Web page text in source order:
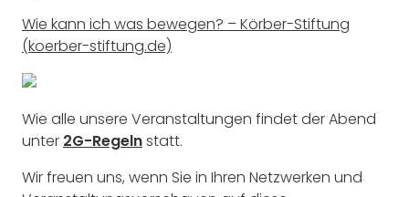
Wie kann ich was bewegen? – Körber-Stiftung
(koerber-stiftung.de)
Wie alle unsere Veranstaltungen findet der Abend
unter 2G-Regelnstatt.
Wir freuen uns, wenn Sie in Ihren Netzwerken und